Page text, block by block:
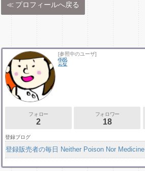
プロフィールへ戻る
[参照中のユーザ]
靉
フォロー
2
フォロワー
18
登録ブログ
登録販売者の毎日 Neither Poison Nor Medicine